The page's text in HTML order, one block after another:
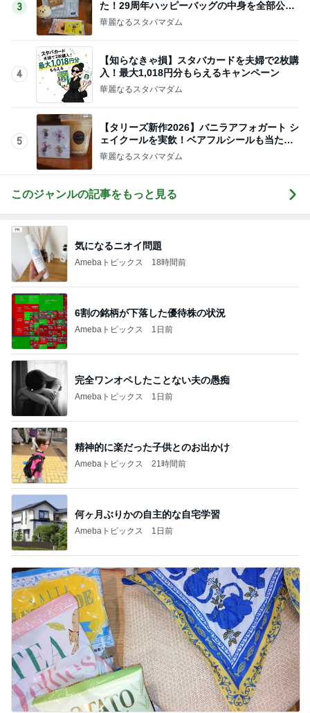
3
た！29周年ハッピーバッグの中身を全部公開
8/5～
華麗なるスタバマダム
4
【知らなきゃ損】スタバカードを夫婦で2枚購
入！最大1,018円分もらえるキャンペーン
華麗なるスタバマダム
5
【タリーズ新作2026】バニラアフォガート シ
ェイクールを実飲！ベアフルシールも当たっ
た！
華麗なるスタバマダム
このジャンルの記事をもっと見る
気になるニオイ問題
Amebaトピックス 18時間前
6割の銘柄が下落した優待株の状況
Amebaトピックス 1日前
完全ワンオペしたことない夫の愚痴
Amebaトピックス 1日前
精神的に楽だった子供とのお出かけ
Amebaトピックス 21時間前
何ヶ月ぶりかの自主的な自宅学習
Amebaトピックス 1日前